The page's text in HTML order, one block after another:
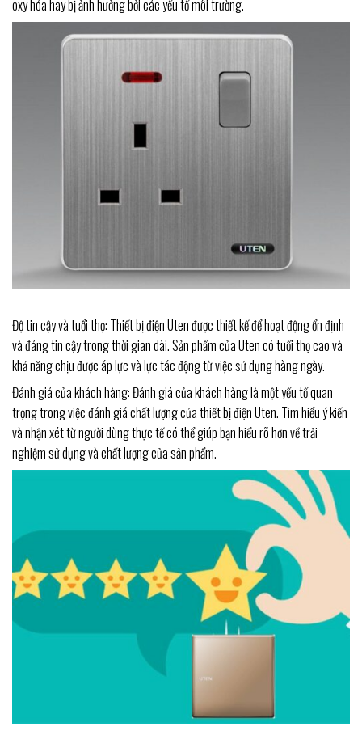
oxy hóa hay bị ảnh hưởng bởi các yếu tố môi trường.
Độ tin cậy và tuổi thọ: Thiết bị điện Uten được thiết kế để hoạt động ổn định
và đáng tin cậy trong thời gian dài. Sản phẩm của Uten có tuổi thọ cao và
khả năng chịu được áp lực và lực tác động từ việc sử dụng hàng ngày.
Đánh giá của khách hàng: Đánh giá của khách hàng là một yếu tố quan
trọng trong việc đánh giá chất lượng của thiết bị điện Uten. Tìm hiểu ý kiến
và nhận xét từ người dùng thực tế có thể giúp bạn hiểu rõ hơn về trải
nghiệm sử dụng và chất lượng của sản phẩm.